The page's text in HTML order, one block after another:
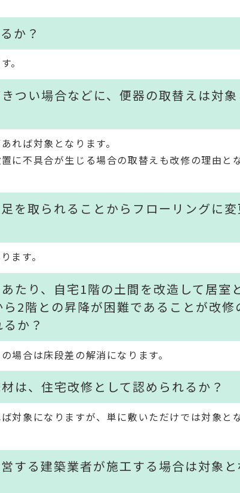
か？
。
つい場合などに、便器の取替えは対象
れば対象となります。
に不具合が生じる場合の取替えも改修の理由と
を取られることからフローリングに変
ます。
たり、自宅1階の土間を改造して居室
2階との昇降が困難であることが改修
か？
場合は床段差の解消になります。
は、住宅改修として認められるか？
対象になりますが、単に敷いただけでは対象と
する建築業者が施工する場合は対象と